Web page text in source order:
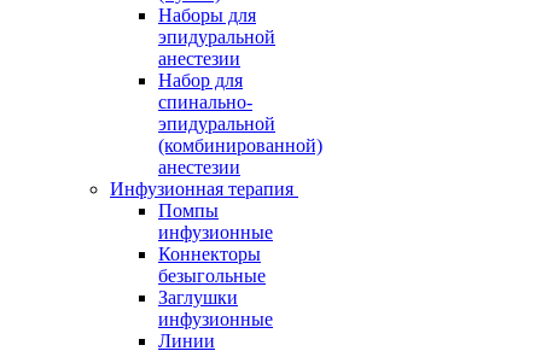
Наборы для
эпидуральной
анестезии
Набор для
спинально-
эпидуральной
(комбинированной)
анестезии
Инфузионная терапия
Помпы
инфузионные
Коннекторы
безыгольные
Заглушки
инфузионные
Линии